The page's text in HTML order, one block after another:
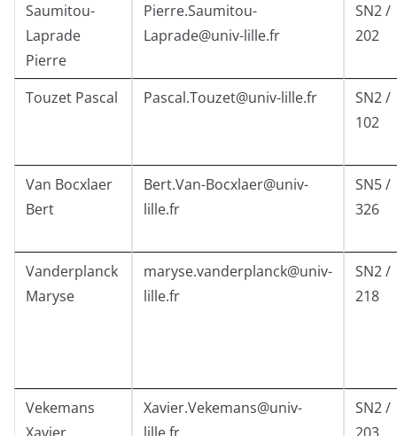
Saumitou-
Laprade
Pierre
Pierre.Saumitou-
Laprade@univ-lille.fr
SN2 /
202
Touzet Pascal Pascal.Touzet@univ-lille.fr
SN2 /
102
Van Bocxlaer
Bert
Bert.Van-Bocxlaer@univ-
lille.fr
SN5 /
326
Vanderplanck
Maryse
maryse.vanderplanck@univ-
lille.fr
SN2 /
218
Vekemans
Xavier.Vekemans@univ-
SN2 /